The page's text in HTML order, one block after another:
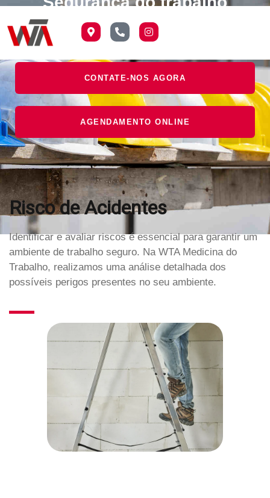
CONTATE-NOS AGORA
AGENDAMENTO ONLINE
Risco de Acidentes
Identificar e avaliar riscos é essencial para garantir um
ambiente de trabalho seguro. Na WTA Medicina do
Trabalho, realizamos uma análise detalhada dos
possíveis perigos presentes no seu ambiente.